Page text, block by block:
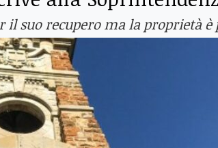
suo recupero ma la proprietà è